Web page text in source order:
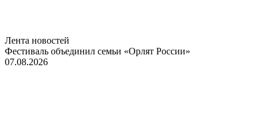
Лента новостей
Фестиваль объединил семьи «Орлят России»
07.08.2026